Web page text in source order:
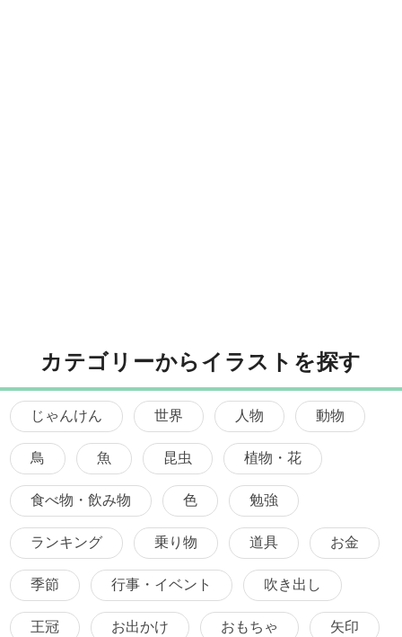
カテゴリーからイラストを探す
じゃんけん 世界 人物 動物
鳥 魚 昆虫 植物・花
食べ物・飲み物 色 勉強
ランキング 乗り物 道具 お金
季節 行事・イベント 吹き出し
王冠 お出かけ おもちゃ 矢印